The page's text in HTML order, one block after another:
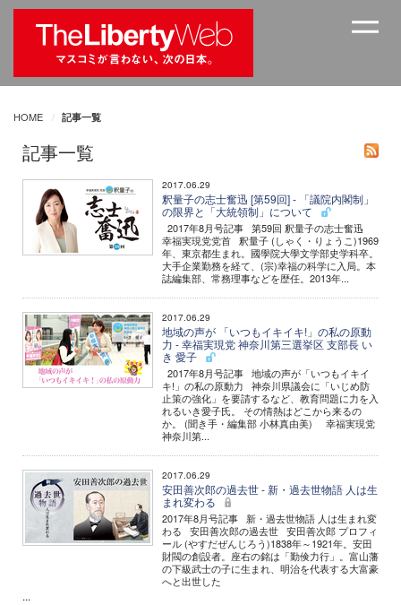
HOME 記事一覧
記事一覧
2017.06.29
釈量子の志士奮迅 [第59回] - 「議院内閣制」
の限界と「大統領制」について
2017年8月号記事 第59回 釈量子の志士奮迅
幸福実現党党首 釈量子 (しゃく・りょうこ)1969
年、東京都生まれ。國學院大學文学部史学科卒。
大手企業勤務を経て、(宗)幸福の科学に入局。本
誌編集部、常務理事などを歴任。2013年...
2017.06.29
地域の声が 「いつもイキイキ!」の私の原動
力 - 幸福実現党 神奈川第三選挙区 支部長 い
き 愛子
2017年8月号記事 地域の声が「いつもイキイ
キ!」の私の原動力 神奈川県議会に「いじめ防
止策の強化」を要請するなど、教育問題に力を入
れるいき愛子氏。 その情熱はどこから来るの
か。 (聞き手・編集部 小林真由美) 幸福実現党
神奈川第...
2017.06.29
安田善次郎の過去世 - 新・過去世物語 人は生
まれ変わる
2017年8月号記事 新・過去世物語 人は生まれ変
わる 安田善次郎の過去世 安田善次郎 プロフィ
ール (やすだぜんじろう)1838年～1921年。安田
財閥の創設者。座右の銘は「勤倹力行」。富山藩
の下級武士の子に生まれ、明治を代表する大富豪
へと出世した
...